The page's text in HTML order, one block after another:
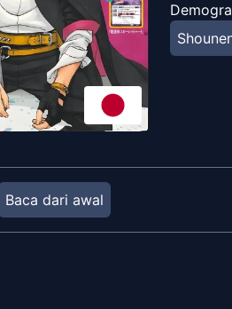
Baca dari awal